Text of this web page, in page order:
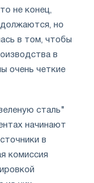
не конец,
но
в том, чтобы
в
очень четкие
сталь"
начинают
в
комиссия